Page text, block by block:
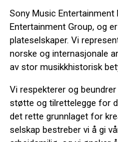
Sony Music Entertainment
Entertainment Group, og
plateselskaper. Vi
norske og internasjonale
av stor musikkhistorisk
Vi respekterer og
støtte og tilrettelegge for
det rette grunnlaget for
selskap bestreber vi å gi